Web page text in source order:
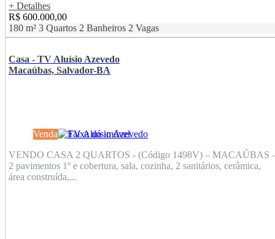
+ Detalhes
R$ 600.000,00
180 m² 3 Quartos 2 Banheiros 2 Vagas
Casa - TV Aluísio Azevedo
Macaúbas, Salvador-BA
Venda
VENDO CASA 2 QUARTOS - (Código 1498V) – MACAÚBAS
2 pavimentos 1º e cobertura, sala, cozinha, 2 sanitários, cerâmica,
área construída,...